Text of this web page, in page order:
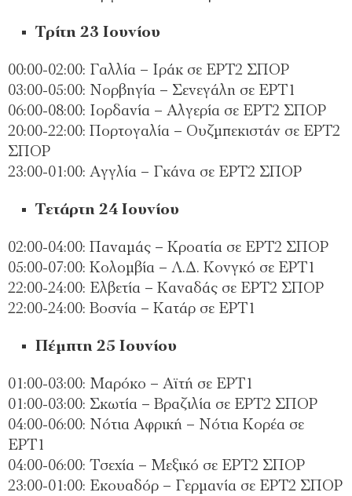
Τρίτη 23 Ιουνίου
00:00-02:00: Γαλλία – Ιράκ σε ΕΡΤ2 ΣΠΟΡ
03:00-05:00: Νορβηγία – Σενεγάλη σε ΕΡΤ1
06:00-08:00: Ιορδανία – Αλγερία σε ΕΡΤ2 ΣΠΟΡ
20:00-22:00: Πορτογαλία – Ουζμπεκιστάν σε ΕΡΤ2
ΣΠΟΡ
23:00-01:00: Αγγλία – Γκάνα σε ΕΡΤ2 ΣΠΟΡ
Τετάρτη 24 Ιουνίου
02:00-04:00: Παναμάς – Κροατία σε ΕΡΤ2 ΣΠΟΡ
05:00-07:00: Κολομβία – Λ.Δ. Κονγκό σε ΕΡΤ1
22:00-24:00: Ελβετία – Καναδάς σε ΕΡΤ2 ΣΠΟΡ
22:00-24:00: Βοσνία – Κατάρ σε ΕΡΤ1
Πέμπτη 25 Ιουνίου
01:00-03:00: Μαρόκο – Αϊτή σε ΕΡΤ1
01:00-03:00: Σκωτία – Βραζιλία σε ΕΡΤ2 ΣΠΟΡ
04:00-06:00: Νότια Αφρική – Νότια Κορέα σε
ΕΡΤ1
04:00-06:00: Τσεχία – Μεξικό σε ΕΡΤ2 ΣΠΟΡ
23:00-01:00: Εκουαδόρ – Γερμανία σε ΕΡΤ2 ΣΠΟΡ